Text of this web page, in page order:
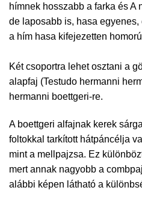
hímnek hosszabb a farka és A
de laposabb is, hasa
a hím hasa kifejezetten
Két csoportra lehet osztani a
alapfaj (Testudo hermanni
hermanni boettgeri-re.
A boettgeri alfajnak kerek
foltokkal tarkított hátpáncélja
mint a mellpajzsa. Ez
mert annak nagyobb a
alábbi képen látható a